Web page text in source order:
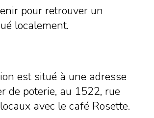
pour retrouver un
localement.
est situé à une adresse
de poterie, au 1522, rue
avec le café Rosette.